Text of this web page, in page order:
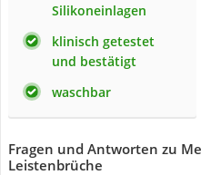
Silikoneinlagen
klinisch getestet
und bestätigt
waschbar
Fragen und Antworten zu
Leistenbrüche